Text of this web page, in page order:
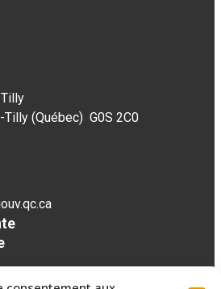
(Québec) G0S 2C0